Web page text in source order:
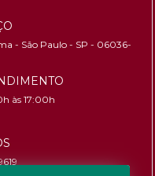
- São Paulo - SP - 06036-
às 17:00h